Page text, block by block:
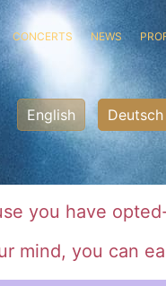
CONCERTS NEWS
English Deutsch
you have
mind, you can